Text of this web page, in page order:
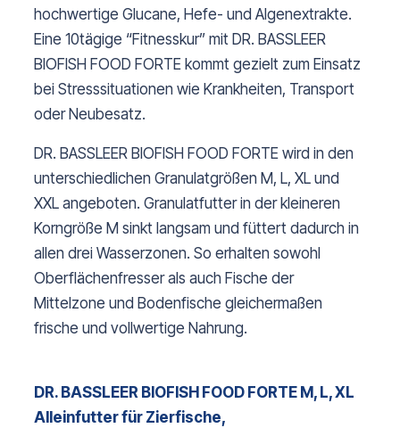
hochwertige Glucane, Hefe- und Algenextrakte.
Eine 10tägige “Fitnesskur” mit DR. BASSLEER
BIOFISH FOOD FORTE kommt gezielt zum Einsatz
bei Stresssituationen wie Krankheiten, Transport
oder Neubesatz.
DR. BASSLEER BIOFISH FOOD FORTE wird in den
unterschiedlichen Granulatgrößen M, L, XL und
XXL angeboten. Granulatfutter in der kleineren
Korngröße M sinkt langsam und füttert dadurch in
allen drei Wasserzonen. So erhalten sowohl
Oberflächenfresser als auch Fische der
Mittelzone und Bodenfische gleichermaßen
frische und vollwertige Nahrung.
DR. BASSLEER BIOFISH FOOD FORTE M, L, XL
Alleinfutter für Zierfische,